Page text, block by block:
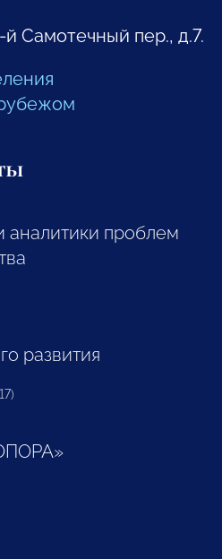
й Самотечный пер., д.7.
аналитики проблем
развития